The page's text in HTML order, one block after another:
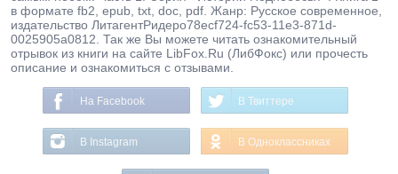
в формате fb2, epub, txt, doc, pdf. Жанр: Русское современное,
издательство ЛитагентРидеро78ecf724-fc53-11e3-871d-
0025905a0812. Так же Вы можете читать ознакомительный
отрывок из книги на сайте LibFox.Ru (ЛибФокс) или прочесть
описание и ознакомиться с отзывами.
На Facebook В Твиттере
В Instagram В Одноклассниках